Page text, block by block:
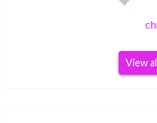
View